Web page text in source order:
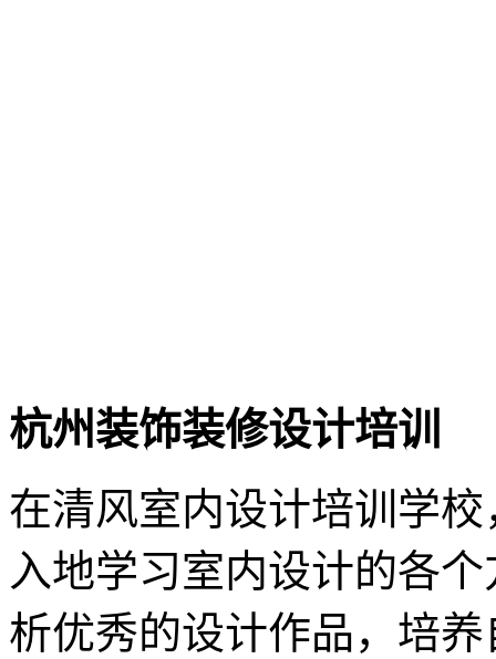
杭州装饰装修设计培训
在清风室内设计培训学
入地学习室内设计的各
析优秀的设计作品，培